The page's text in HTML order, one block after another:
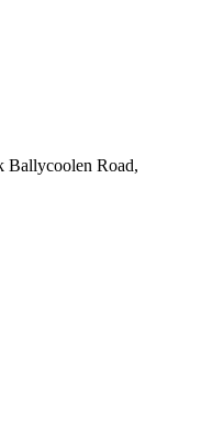
Ballycoolen Road,